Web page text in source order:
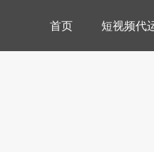
首页 短视频代